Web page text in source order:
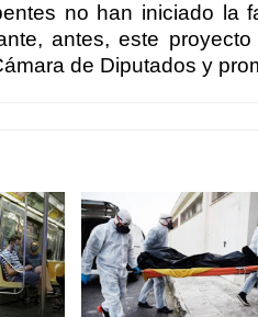
no han iniciado la
antes, este
de Diputados y